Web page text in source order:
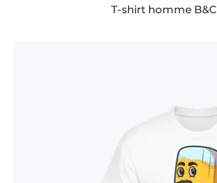
T-shirt homme B&C